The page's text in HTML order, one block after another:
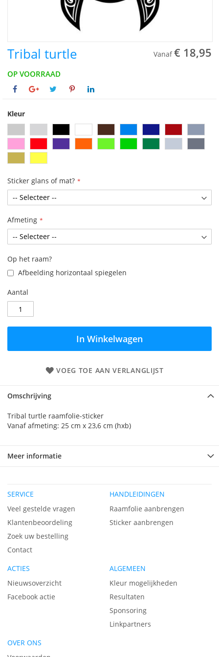
Tribal turtle Vanaf € 18,95
OP VOORRAAD
Kleur
Sticker glans of mat?
Afmeting
Op het raam?
Afbeelding horizontaal spiegelen
Aantal
In Winkelwagen
VOEG TOE AAN VERLANGLIJST
Omschrijving
Tribal turtle raamfolie-sticker
Vanaf afmeting: 25 cm x 23,6 cm (hxb)
Meer informatie
SERVICE
Veel gestelde vragen
Klantenbeoordeling
Zoek uw bestelling
Contact
HANDLEIDINGEN
Raamfolie aanbrengen
Sticker aanbrengen
ACTIES
Nieuwsoverzicht
Facebook actie
ALGEMEEN
Kleur mogelijkheden
Resultaten
Sponsoring
Linkpartners
OVER ONS